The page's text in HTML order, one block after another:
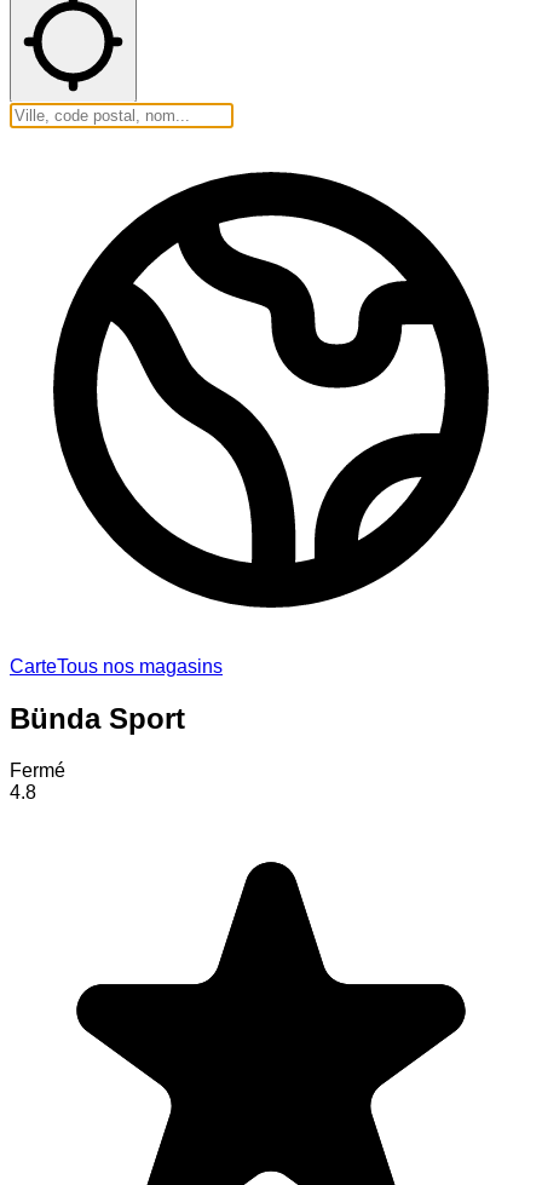
CarteTous nos magasins
Bünda Sport
Fermé
4.8